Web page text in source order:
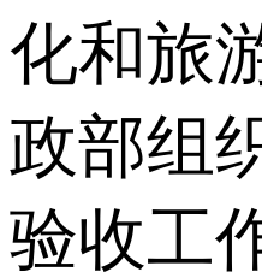
化和旅
政部组
验收工